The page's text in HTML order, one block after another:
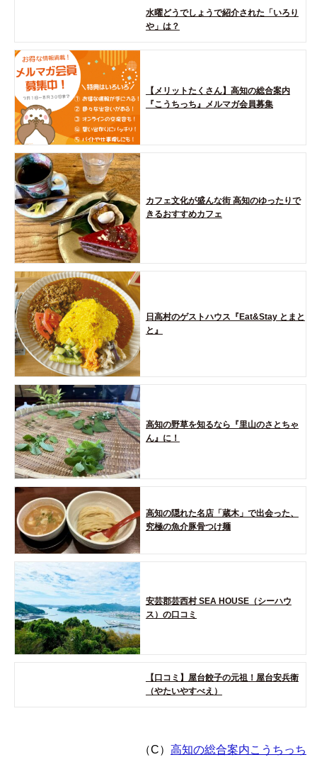
水曜どうでしょうで紹介された「いろり
や」は？
【メリットたくさん】高知の総合案内
『こうちっち』メルマガ会員募集
カフェ文化が盛んな街 高知のゆったりで
きるおすすめカフェ
日高村のゲストハウス『Eat&Stay とまと
と』
高知の野草を知るなら『里山のさとちゃ
ん』に！
高知の隠れた名店「蔵木」で出会った、
究極の魚介豚骨つけ麺
安芸郡芸西村 SEA HOUSE（シーハウ
ス）の口コミ
【口コミ】屋台餃子の元祖！屋台安兵衛
（やたいやすべえ）
（C） 高知の総合案内こうちっち